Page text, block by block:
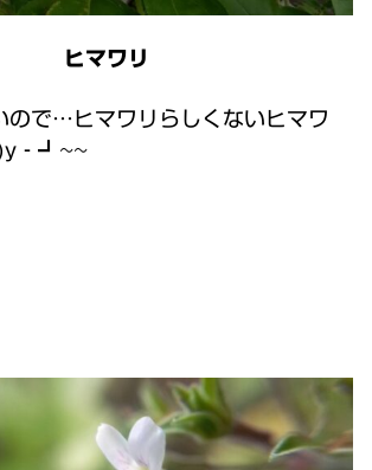
ヒマワリ
ので…ヒマワリらしくないヒマワ